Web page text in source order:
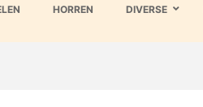
HORREN DIVERSE